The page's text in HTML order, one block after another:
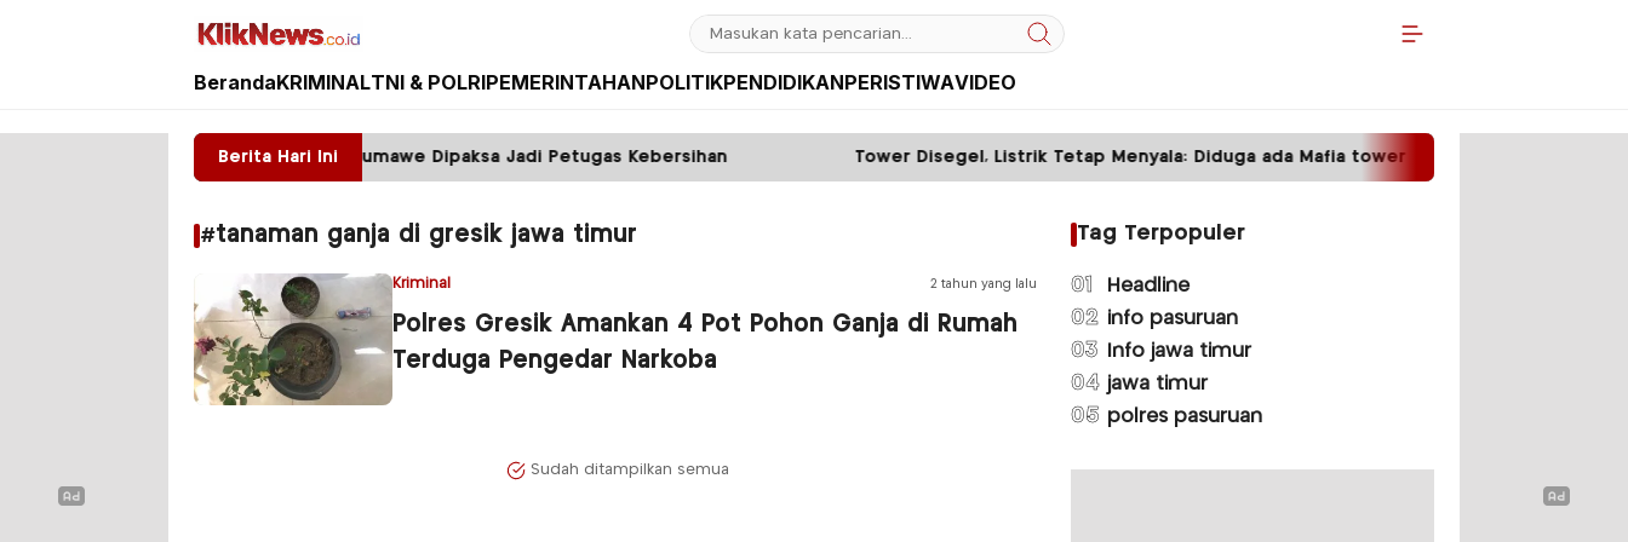
Kliknews.co.id
BerandaKRIMINALTNI & POLRIPEMERINTAHANPOLITIKPENDIDIKANPERISTIWAVIDEO
Berita Hari Ini
ilegal Tumpahkan Batu, Warga Sumawe Dipaksa Jadi Petugas Kebersihan Tower Disegel, Listrik Tetap Menyala: Diduga ada Mafia tower
#tanaman ganja di gresik jawa timur
Kriminal 2 tahun yang lalu
Polres Gresik Amankan 4 Pot Pohon Ganja di Rumah
Terduga Pengedar Narkoba
Sudah ditampilkan semua
Tag Terpopuler
01 Headline
02 info pasuruan
03 Info jawa timur
04 jawa timur
05 polres pasuruan